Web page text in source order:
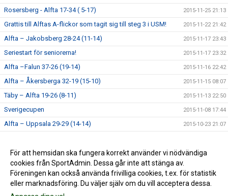
Rosersberg - Alfta 17-34 ( 5-17) 2015-11-25 21:13
Grattis till Alftas A-flickor som tagit sig till steg 3 i USM! 2015-11-22 21:42
Alfta – Jakobsberg 28-24 (11-14) 2015-11-17 23:43
Seriestart för seniorerna! 2015-11-17 23:32
Alfta –Falun 37-26 (19-14) 2015-11-16 22:42
Alfta – Åkersberga 32-19 (15-10) 2015-11-15 08:07
Täby – Alfta 19-26 (8-11) 2015-11-13 22:50
Sverigecupen 2015-11-08 17:44
Alfta – Uppsala 29-29 (14-14) 2015-10-23 21:07
Målvaktsutbildning 2015-09-14 16:58
Lycka till alla Alfta-lag! 2015-09-04 21:22
För att hemsidan ska fungera korrekt använder vi nödvändiga
cookies från SportAdmin. Dessa går inte att stänga av.
Föreningen kan också använda frivilliga cookies, t.ex. för statistik
eller marknadsföring. Du väljer själv om du vill acceptera dessa.